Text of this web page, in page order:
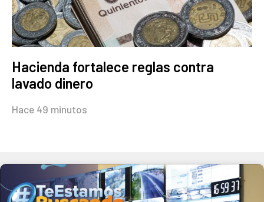
Hacienda fortalece reglas contra
lavado dinero
Hace 49 minutos